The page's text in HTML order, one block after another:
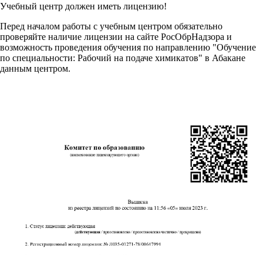
Учебный центр должен иметь лицензию!
Перед началом работы с учебным центром обязательно
проверяйте наличие лицензии на сайте РосОбрНадзора и
возможность проведения обучения по направлению "Обучение
по специальности: Рабочий на подаче химикатов" в Абакане
данным центром.